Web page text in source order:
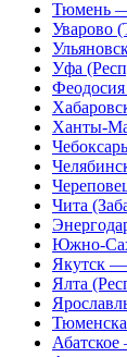
Тюмень
Уварово
Уфа
Ханты-
Чита
Южно-
Якутск
Ялта